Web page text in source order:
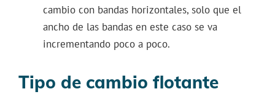
cambio con bandas horizontales, solo que el
ancho de las bandas en este caso se va
incrementando poco a poco.
Tipo de cambio flotante